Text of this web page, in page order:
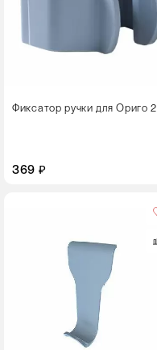
Фиксатор ручки для Ориго 2
369 ₽
4 дверцы